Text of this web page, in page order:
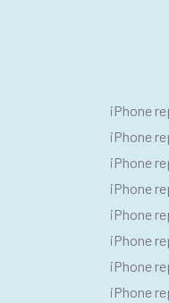
SEO
iPhone
iPhone
iPhone
iPhone
iPhone
iPhone
iPhone
iPhone